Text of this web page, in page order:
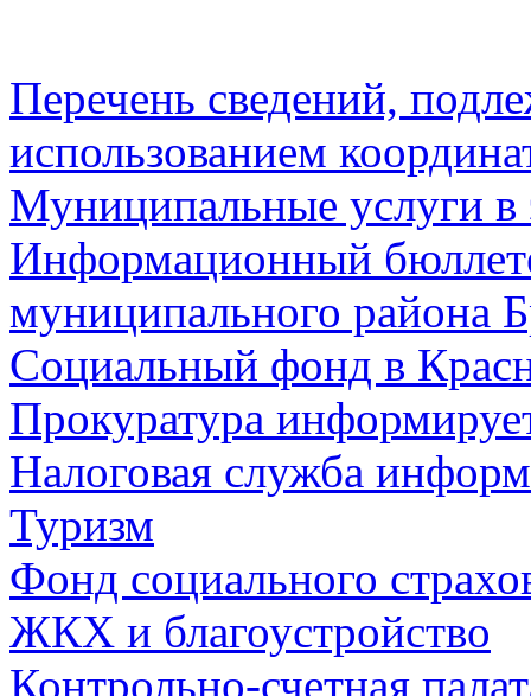
Перечень сведений,
использованием
Муниципальные услуги в
Информационный
муниципального района
Социальный фонд в
Прокуратура
Налоговая служба
Туризм
Фонд социального
ЖКХ и благоустройство
Контрольно-счетная